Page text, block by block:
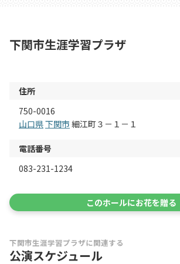
下関市生涯学習プラザ
住所
750-0016
山口県下関市 細江町３－１－１
電話番号
083-231-1234
このホールにお花を贈る
下関市生涯学習プラザに関連する
公演スケジュール